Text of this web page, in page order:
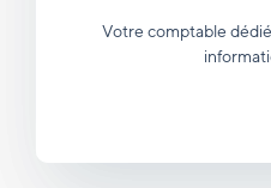
Votre comptable